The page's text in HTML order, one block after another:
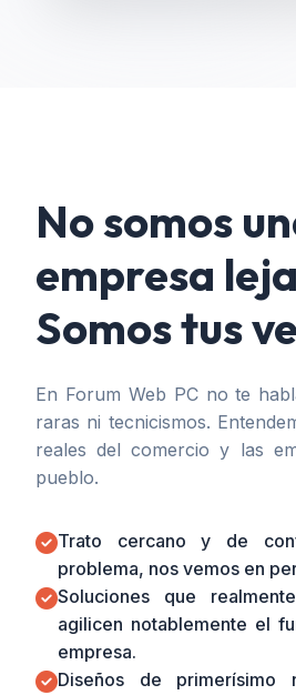
No somos
empresa
Somos tus
En Forum Web PC no te
raras ni tecnicismos.
reales del comercio y las
pueblo.
Trato cercano y de
problema, nos vemos en
Soluciones que
agilicen notablemente el
empresa.
Diseños de